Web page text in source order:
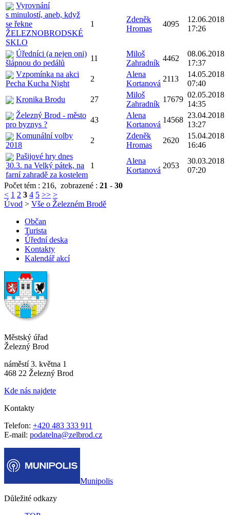
Vyrovnání
s minulostí, aneb, když
se řekne
ŽELEZNOBRODSKÉ
SKLO
1
Zdeněk
Hromas
4095
12.06.2018
17:26
Úředníci (a nejen oni)
šlápnou do pedálů
11
Miloš
Zahradník
4462
08.06.2018
17:37
Vzpomínka na akci
Pecha Kucha Night
2
Alena
Kortanová
2113
14.05.2018
07:40
Kronika Brodu
27
Miloš
Zahradník
17679
02.05.2018
14:35
Železný Brod - město
pro byznys ?
43
Alena
Kortanová
14568
23.04.2018
13:27
Komunální volby
2018
2
Zdeněk
Hromas
2620
15.04.2018
16:46
Pašijové hry dnes
30.3. na Velký pátek, na
farní zahradě za kostelem
1
Alena
Kortanová
2053
30.03.2018
07:20
Počet tém : 216, zobrazené : 21 - 30
< 1 2 3 4 5 >> >
Úvod > Vše o Železném Brodě
Občan
Turista
Úřední deska
Kontakty
Kalendář akcí
Městský úřad
Železný Brod
náměstí 3. května 1
468 22 Železný Brod
Kde nás najdete
Kontakty
Telefon: +420 483 333 911
E-mail: podatelna@zelbrod.cz
Munipolis
Důležité odkazy